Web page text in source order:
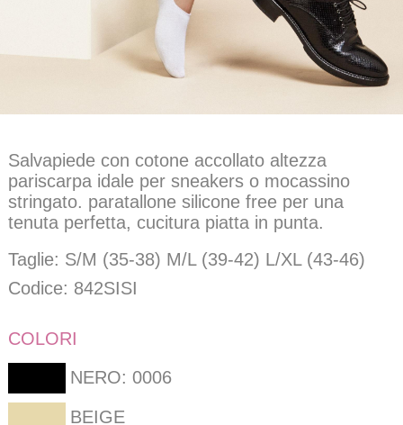
Salvapiede con cotone accollato altezza
pariscarpa idale per sneakers o mocassino
stringato. paratallone silicone free per una
tenuta perfetta, cucitura piatta in punta.
Taglie: S/M (35-38) M/L (39-42) L/XL (43-46)
Codice: 842SISI
COLORI
NERO: 0006
BEIGE